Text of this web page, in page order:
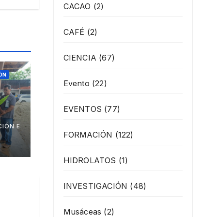
E
CACAO (2)
CAFÉ (2)
CIENCIA (67)
Evento (22)
EVENTOS (77)
FORMACIÓN (122)
HIDROLATOS (1)
INVESTIGACIÓN (48)
Musáceas (2)